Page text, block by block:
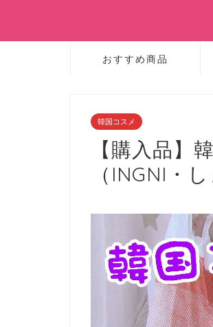
おすすめ商品
韓国コスメ
【購入品
（INGNI・